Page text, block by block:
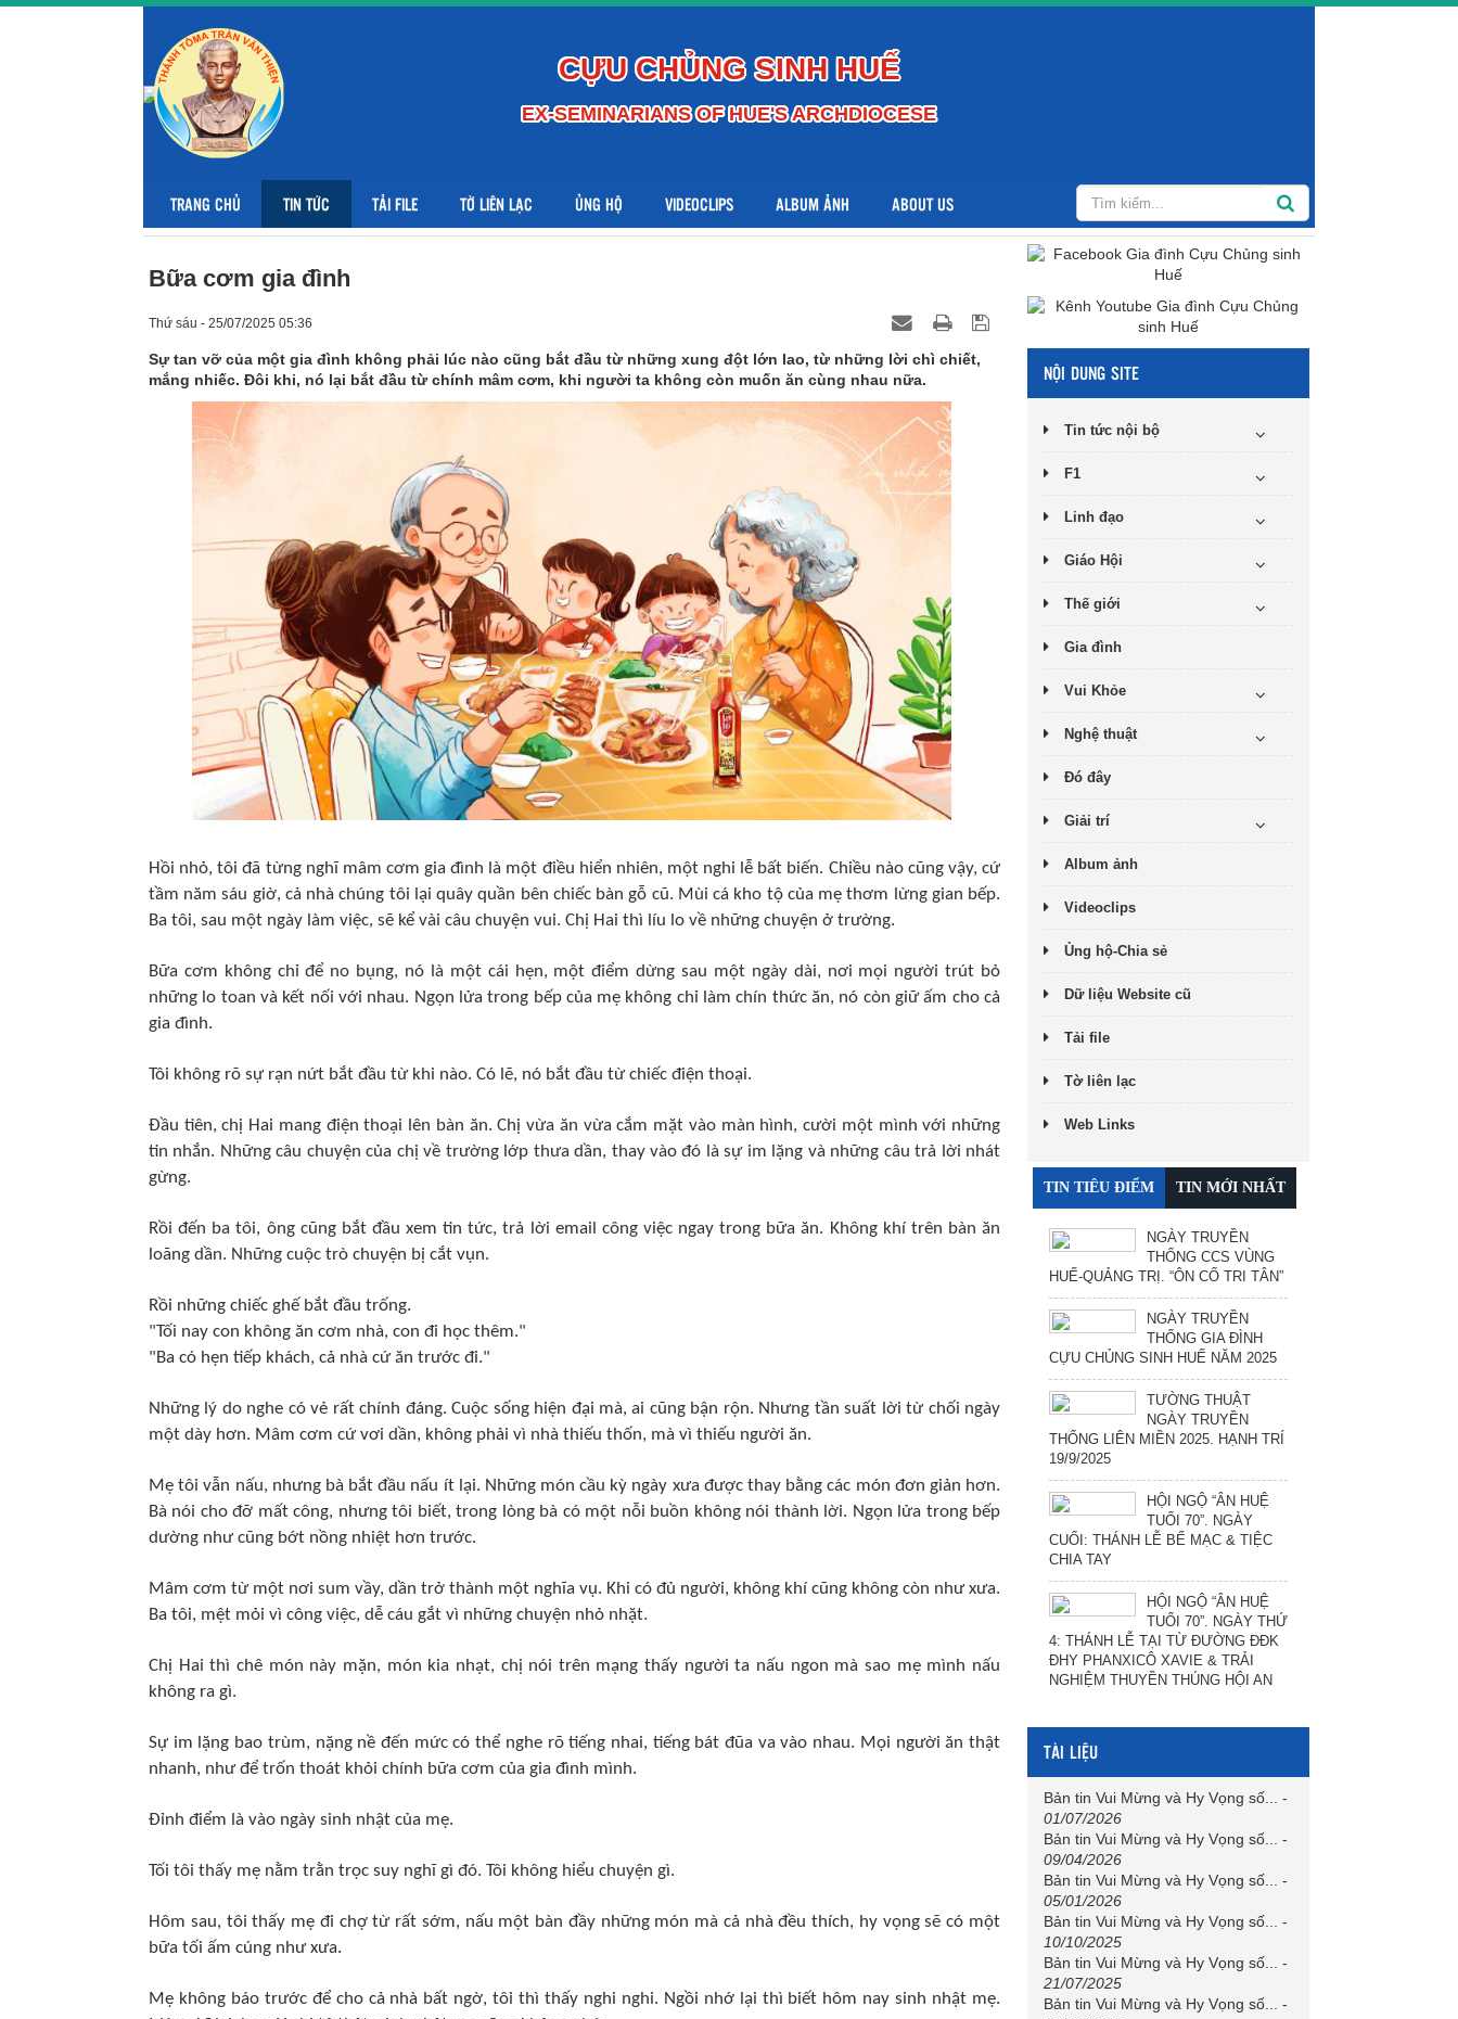
CỰU CHỦNG SINH HUẾ
EX-SEMINARIANS OF HUE'S ARCHDIOCESE
TRANG CHỦ TIN TỨC TẢI FILE TỜ LIÊN LẠC ỦNG HỘ VIDEOCLIPS ALBUM ẢNH ABOUT US
Bữa cơm gia đình
Thứ sáu - 25/07/2025 05:36
Sự tan vỡ của một gia đình không phải lúc nào cũng bắt đầu từ những xung đột lớn lao, từ những lời chì chiết,
mắng nhiếc. Đôi khi, nó lại bắt đầu từ chính mâm cơm, khi người ta không còn muốn ăn cùng nhau nữa.
Hồi nhỏ, tôi đã từng nghĩ mâm cơm gia đình là một điều hiển nhiên, một nghi lễ bất biến. Chiều nào cũng vậy, cứ
tầm năm sáu giờ, cả nhà chúng tôi lại quây quần bên chiếc bàn gỗ cũ. Mùi cá kho tộ của mẹ thơm lừng gian bếp.
Ba tôi, sau một ngày làm việc, sẽ kể vài câu chuyện vui. Chị Hai thì líu lo về những chuyện ở trường.
Bữa cơm không chỉ để no bụng, nó là một cái hẹn, một điểm dừng sau một ngày dài, nơi mọi người trút bỏ
những lo toan và kết nối với nhau. Ngọn lửa trong bếp của mẹ không chỉ làm chín thức ăn, nó còn giữ ấm cho cả
gia đình.
Tôi không rõ sự rạn nứt bắt đầu từ khi nào. Có lẽ, nó bắt đầu từ chiếc điện thoại.
Đầu tiên, chị Hai mang điện thoại lên bàn ăn. Chị vừa ăn vừa cắm mặt vào màn hình, cười một mình với những
tin nhắn. Những câu chuyện của chị về trường lớp thưa dần, thay vào đó là sự im lặng và những câu trả lời nhát
gừng.
Rồi đến ba tôi, ông cũng bắt đầu xem tin tức, trả lời email công việc ngay trong bữa ăn. Không khí trên bàn ăn
loãng dần. Những cuộc trò chuyện bị cắt vụn.
Rồi những chiếc ghế bắt đầu trống.
"Tối nay con không ăn cơm nhà, con đi học thêm."
"Ba có hẹn tiếp khách, cả nhà cứ ăn trước đi."
Những lý do nghe có vẻ rất chính đáng. Cuộc sống hiện đại mà, ai cũng bận rộn. Nhưng tần suất lời từ chối ngày
một dày hơn. Mâm cơm cứ vơi dần, không phải vì nhà thiếu thốn, mà vì thiếu người ăn.
Mẹ tôi vẫn nấu, nhưng bà bắt đầu nấu ít lại. Những món cầu kỳ ngày xưa được thay bằng các món đơn giản hơn.
Bà nói cho đỡ mất công, nhưng tôi biết, trong lòng bà có một nỗi buồn không nói thành lời. Ngọn lửa trong bếp
dường như cũng bớt nồng nhiệt hơn trước.
Mâm cơm từ một nơi sum vầy, dần trở thành một nghĩa vụ. Khi có đủ người, không khí cũng không còn như xưa.
Ba tôi, mệt mỏi vì công việc, dễ cáu gắt vì những chuyện nhỏ nhặt.
Chị Hai thì chê món này mặn, món kia nhạt, chị nói trên mạng thấy người ta nấu ngon mà sao mẹ mình nấu
không ra gì.
Sự im lặng bao trùm, nặng nề đến mức có thể nghe rõ tiếng nhai, tiếng bát đũa va vào nhau. Mọi người ăn thật
nhanh, như để trốn thoát khỏi chính bữa cơm của gia đình mình.
Đỉnh điểm là vào ngày sinh nhật của mẹ.
Tối tôi thấy mẹ nằm trằn trọc suy nghĩ gì đó. Tôi không hiểu chuyện gì.
Hôm sau, tôi thấy mẹ đi chợ từ rất sớm, nấu một bàn đầy những món mà cả nhà đều thích, hy vọng sẽ có một
bữa tối ấm cúng như xưa.
Mẹ không báo trước để cho cả nhà bất ngờ, tôi thì thấy nghi nghi. Ngồi nhớ lại thì biết hôm nay sinh nhật mẹ.
NỘI DUNG SITE
Tin tức nội bộ
F1
Linh đạo
Giáo Hội
Thế giới
Gia đình
Vui Khỏe
Nghệ thuật
Đó đây
Giải trí
Album ảnh
Videoclips
Ủng hộ-Chia sẻ
Dữ liệu Website cũ
Tải file
Tờ liên lạc
Web Links
TIN TIÊU ĐIỂM TIN MỚI NHẤT
NGÀY TRUYỀN
THỐNG CCS VÙNG
HUẾ-QUẢNG TRỊ. “ÔN CỐ TRI TÂN”
NGÀY TRUYỀN
THỐNG GIA ĐÌNH
CỰU CHỦNG SINH HUẾ NĂM 2025
TƯỜNG THUẬT
NGÀY TRUYỀN
THỐNG LIÊN MIỀN 2025. HẠNH TRÍ
19/9/2025
HỘI NGỘ “ÂN HUỆ
TUỔI 70”. NGÀY
CUỐI: THÁNH LỄ BẾ MẠC & TIỆC
CHIA TAY
HỘI NGỘ “ÂN HUỆ
TUỔI 70”. NGÀY THỨ
4: THÁNH LỄ TẠI TỪ ĐƯỜNG ĐĐK
ĐHY PHANXICÔ XAVIE & TRẢI
NGHIỆM THUYỀN THÚNG HỘI AN
TÀI LIỆU
Bản tin Vui Mừng và Hy Vọng số...
-
01/07/2026
Bản tin Vui Mừng và Hy Vọng số...
-
09/04/2026
Bản tin Vui Mừng và Hy Vọng số...
-
05/01/2026
Bản tin Vui Mừng và Hy Vọng số...
-
10/10/2025
Bản tin Vui Mừng và Hy Vọng số...
-
21/07/2025
Bản tin Vui Mừng và Hy Vọng số...
-